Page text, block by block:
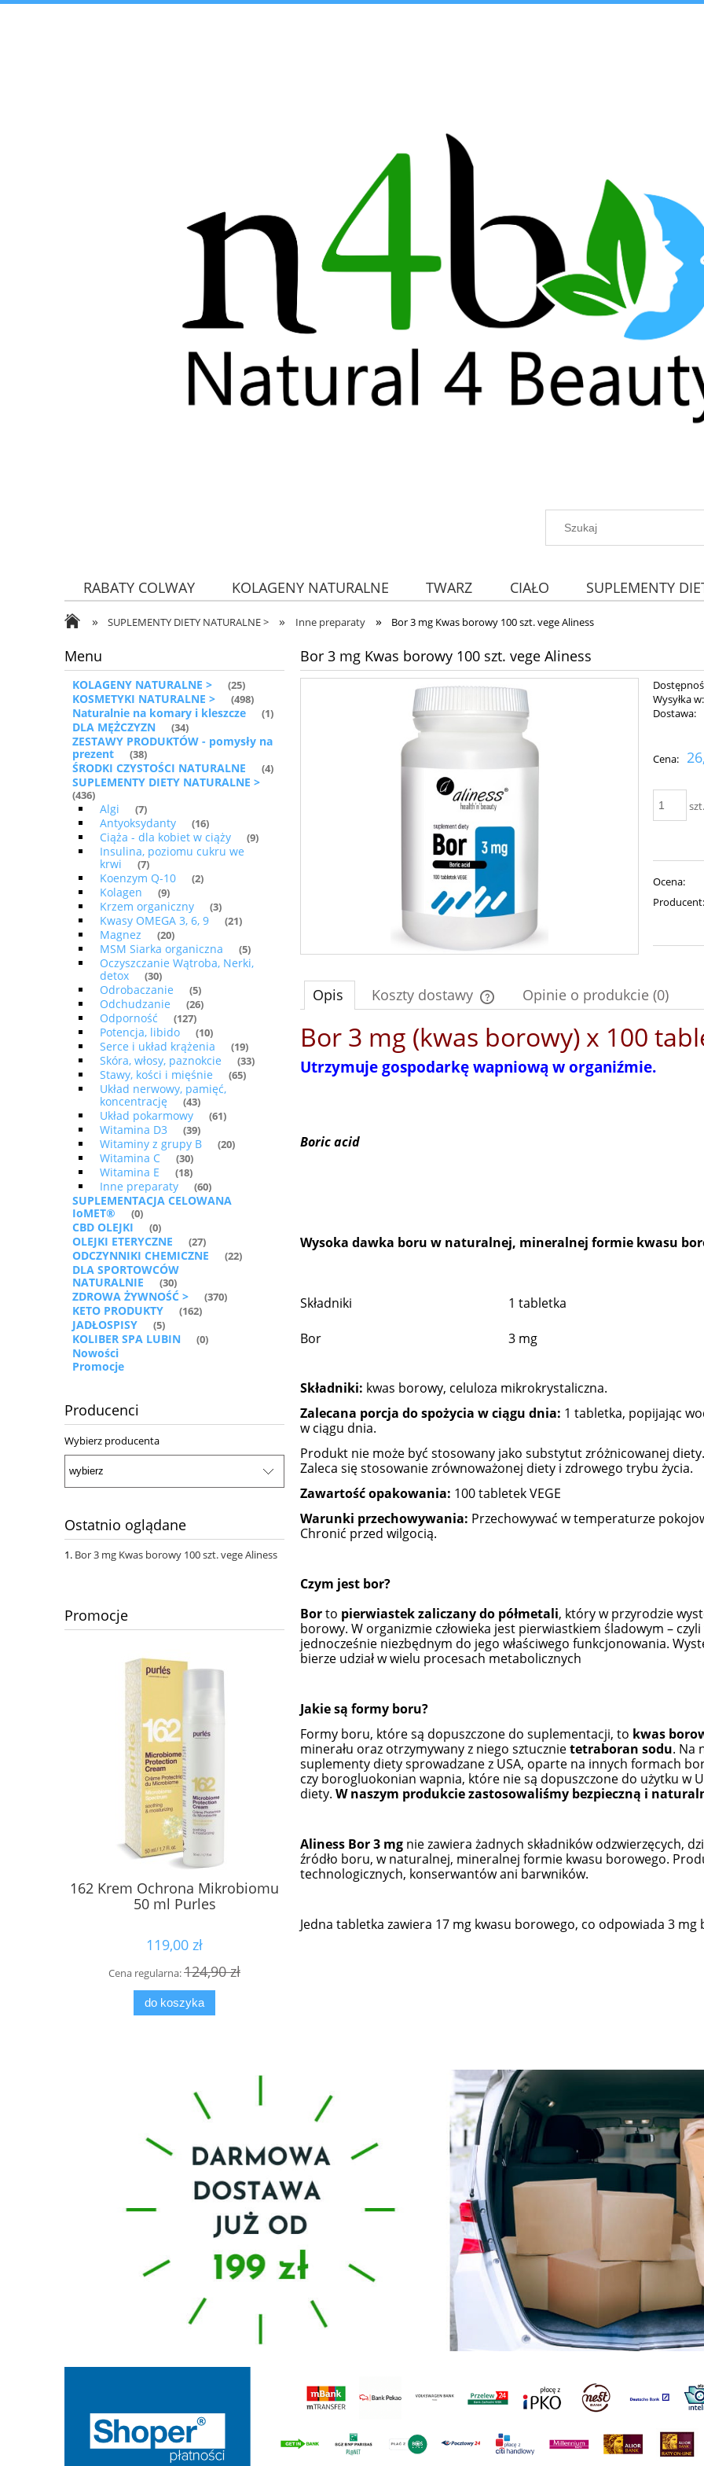
RABATY COLWAY KOLAGENY NATURALNE TWARZ CIAŁO SUPLEMENTY
ZDROWA ŻYWNOŚĆ
» SUPLEMENTY DIETY NATURALNE > » Inne preparaty » Bor 3 mg Kwas borowy 100 szt. vege Aliness
Menu
KOLAGENY NATURALNE > (25)
KOSMETYKI NATURALNE > (498)
Naturalnie na komary i kleszcze (1)
DLA MĘŻCZYZN (34)
ZESTAWY PRODUKTÓW - pomysły na
prezent
(38)
ŚRODKI CZYSTOŚCI NATURALNE (4)
SUPLEMENTY DIETY NATURALNE >
(436)
Algi (7)
Antyoksydanty (16)
Ciąża - dla kobiet w ciąży (9)
Insulina, poziomu cukru we
krwi
(7)
Koenzym Q-10 (2)
Kolagen (9)
Krzem organiczny (3)
Kwasy OMEGA 3, 6, 9 (21)
Magnez (20)
MSM Siarka organiczna (5)
Oczyszczanie Wątroba, Nerki,
detox
(30)
Odrobaczanie (5)
Odchudzanie (26)
Odporność (127)
Potencja, libido (10)
Serce i układ krążenia (19)
Skóra, włosy, paznokcie (33)
Stawy, kości i mięśnie (65)
Układ nerwowy, pamięć,
koncentrację
(43)
Układ pokarmowy (61)
Witamina D3 (39)
Witaminy z grupy B (20)
Witamina C (30)
Witamina E (18)
Inne preparaty (60)
SUPLEMENTACJA CELOWANA
IoMET®
(0)
CBD OLEJKI (0)
OLEJKI ETERYCZNE (27)
ODCZYNNIKI CHEMICZNE (22)
DLA SPORTOWCÓW
NATURALNIE
(30)
ZDROWA ŻYWNOŚĆ > (370)
KETO PRODUKTY (162)
JADŁOSPISY (5)
KOLIBER SPA LUBIN (0)
Nowości
Promocje
Producenci
Wybierz producenta
Ostatnio oglądane
Bor 3 mg Kwas borowy 100 szt. vege Aliness
Promocje
162 Krem Ochrona Mikrobiomu
50 ml Purles
119,00 zł
Cena regularna:124,90 zł
do koszyka
Kuracja drenująca wodę i tłuszcz
Bor 3 mg Kwas borowy 100 szt. vege Aliness
Wysyłka w:
Dostawa:
Cena:
szt.
Ocena:
Producent:
Opis Koszty dostawy
Cena nie zawiera ewentualnych kosztów
Opinie o produkcie (0)
Bor 3 mg (kwas borowy) x 100
Utrzymuje gospodarkę wapniową w organiźmie.
Boric acid
Wysoka dawka boru w naturalnej, mineralnej formie kwasu
Składniki 1 tabletka
Bor 3 mg
Składniki: kwas borowy, celuloza mikrokrystaliczna.
Zalecana porcja do spożycia w ciągu dnia: 1 tabletka, popijając
w ciągu dnia.
Produkt nie może być stosowany jako substytut zróżnicowanej diety.
Zaleca się stosowanie zrównoważonej diety i zdrowego trybu życia.
Zawartość opakowania: 100 tabletek VEGE
Warunki przechowywania: Przechowywać w temperaturze
Chronić przed wilgocią.
Czym jest bor?
Borto pierwiastek zaliczany do półmetali, który w przyrodzie
borowy. W organizmie człowieka jest pierwiastkiem śladowym –
jednocześnie niezbędnym do jego właściwego funkcjonowania.
bierze udział w wielu procesach metabolicznych
Jakie są formy boru?
Formy boru, które są dopuszczone do suplementacji, to kwas
minerału oraz otrzymywany z niego sztucznietetraboran sodu. Na
suplementy diety sprowadzane z USA, oparte na innych formach
czy borogluokonian wapnia, które nie są dopuszczone do użytku w
diety. W naszym produkcie zastosowaliśmy bezpieczną i
Aliness Bor 3 mg nie zawiera żadnych składników odzwierzęcych,
źródło boru, w naturalnej, mineralnej formie kwasu borowego.
technologicznych, konserwantów ani barwników.
Jedna tabletka zawiera 17 mg kwasu borowego, co odpowiada 3 mg